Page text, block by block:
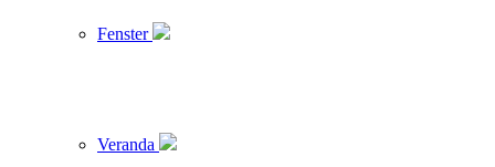
Fenster
Veranda